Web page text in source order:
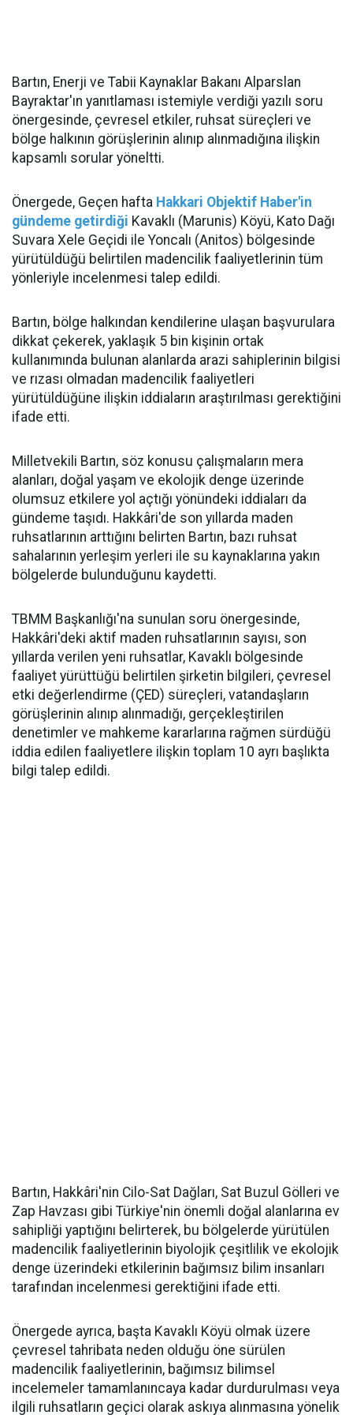
Bartın, Enerji ve Tabii Kaynaklar Bakanı Alparslan
Bayraktar'ın yanıtlaması istemiyle verdiği yazılı soru
önergesinde, çevresel etkiler, ruhsat süreçleri ve
bölge halkının görüşlerinin alınıp alınmadığına ilişkin
kapsamlı sorular yöneltti.
Önergede, Geçen hafta Hakkari Objektif Haber'in
gündeme getirdiği Kavaklı (Marunis) Köyü, Kato Dağı
Suvara Xele Geçidi ile Yoncalı (Anitos) bölgesinde
yürütüldüğü belirtilen madencilik faaliyetlerinin tüm
yönleriyle incelenmesi talep edildi.
Bartın, bölge halkından kendilerine ulaşan başvurulara
dikkat çekerek, yaklaşık 5 bin kişinin ortak
kullanımında bulunan alanlarda arazi sahiplerinin bilgisi
ve rızası olmadan madencilik faaliyetleri
yürütüldüğüne ilişkin iddiaların araştırılması gerektiğini
ifade etti.
Milletvekili Bartın, söz konusu çalışmaların mera
alanları, doğal yaşam ve ekolojik denge üzerinde
olumsuz etkilere yol açtığı yönündeki iddiaları da
gündeme taşıdı. Hakkâri'de son yıllarda maden
ruhsatlarının arttığını belirten Bartın, bazı ruhsat
sahalarının yerleşim yerleri ile su kaynaklarına yakın
bölgelerde bulunduğunu kaydetti.
TBMM Başkanlığı'na sunulan soru önergesinde,
Hakkâri'deki aktif maden ruhsatlarının sayısı, son
yıllarda verilen yeni ruhsatlar, Kavaklı bölgesinde
faaliyet yürüttüğü belirtilen şirketin bilgileri, çevresel
etki değerlendirme (ÇED) süreçleri, vatandaşların
görüşlerinin alınıp alınmadığı, gerçekleştirilen
denetimler ve mahkeme kararlarına rağmen sürdüğü
iddia edilen faaliyetlere ilişkin toplam 10 ayrı başlıkta
bilgi talep edildi.
Bartın, Hakkâri'nin Cilo-Sat Dağları, Sat Buzul Gölleri ve
Zap Havzası gibi Türkiye'nin önemli doğal alanlarına ev
sahipliği yaptığını belirterek, bu bölgelerde yürütülen
madencilik faaliyetlerinin biyolojik çeşitlilik ve ekolojik
denge üzerindeki etkilerinin bağımsız bilim insanları
tarafından incelenmesi gerektiğini ifade etti.
Önergede ayrıca, başta Kavaklı Köyü olmak üzere
çevresel tahribata neden olduğu öne sürülen
madencilik faaliyetlerinin, bağımsız bilimsel
incelemeler tamamlanıncaya kadar durdurulması veya
ilgili ruhsatların geçici olarak askıya alınmasına yönelik